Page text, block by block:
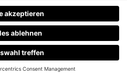
RADIOS MENÜ